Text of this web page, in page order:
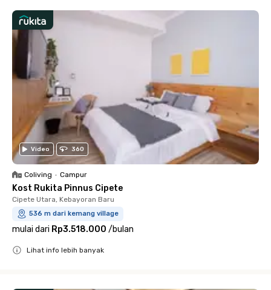
Video 360
Coliving • Campur
Kost Rukita Pinnus Cipete
Cipete Utara, Kebayoran Baru
536 m dari kemang village
mulai dari Rp3.518.000 /bulan
Lihat info lebih banyak